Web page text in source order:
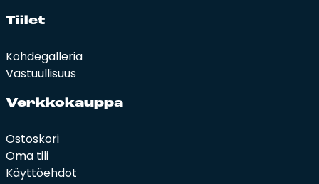
Tii­let
Kohdegalleria
Vastuullisuus
Verk­ko­kaup­pa
Ostoskori
Oma tili
Käyttöehdot